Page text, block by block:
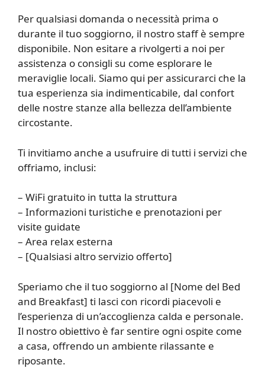
Per qualsiasi domanda o necessità prima o
durante il tuo soggiorno, il nostro staff è sempre
disponibile. Non esitare a rivolgerti a noi per
assistenza o consigli su come esplorare le
meraviglie locali. Siamo qui per assicurarci che la
tua esperienza sia indimenticabile, dal confort
delle nostre stanze alla bellezza dell’ambiente
circostante.
Ti invitiamo anche a usufruire di tutti i servizi che
offriamo, inclusi:
– WiFi gratuito in tutta la struttura
– Informazioni turistiche e prenotazioni per
visite guidate
– Area relax esterna
– [Qualsiasi altro servizio offerto]
Speriamo che il tuo soggiorno al [Nome del Bed
and Breakfast] ti lasci con ricordi piacevoli e
l’esperienza di un’accoglienza calda e personale.
Il nostro obiettivo è far sentire ogni ospite come
a casa, offrendo un ambiente rilassante e
riposante.